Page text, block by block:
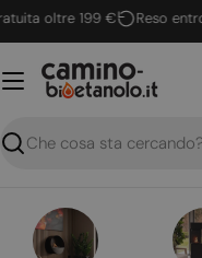
Vai
al
contenuto
oltre 199 € Reso entro
Ricerca